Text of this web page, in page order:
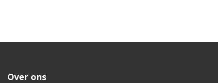
Over ons